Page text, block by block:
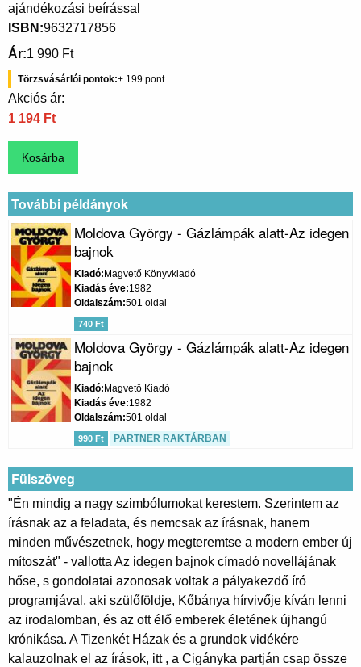
ajándékozási beírással
ISBN 9632717856
Ár 1 990 Ft
Törzsvásárlói pontok 199
Akciós ár:
1 194 Ft
További példányok
Moldova György - Gázlámpák alatt-Az idegen
bajnok
Kiadó Magvető Könyvkiadó
Kiadás éve 1982
Oldalszám 501 oldal
740 Ft
Moldova György - Gázlámpák alatt-Az idegen
bajnok
Kiadó Magvető Kiadó
Kiadás éve 1982
Oldalszám 501 oldal
990 Ft PARTNER RAKTÁRBAN
Fülszöveg
"Én mindig a nagy szimbólumokat kerestem. Szerintem az
írásnak az a feladata, és nemcsak az írásnak, hanem
minden művészetnek, hogy megteremtse a modern ember új
mítoszát" - vallotta Az idegen bajnok címadó novellájának
hőse, s gondolatai azonosak voltak a pályakezdő író
programjával, aki szülőföldje, Kőbánya hírvivője kíván lenni
az irodalomban, és az ott élő emberek életének újhangú
krónikása. A Tizenkét Házak és a grundok vidékére
kalauzolnak el az írások, itt , a Cigányka partján csap össze